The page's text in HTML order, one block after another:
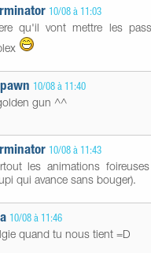
10/08 à 11:03
qu'il vont mettre les
10/08 à 11:40
gun ^^
10/08 à 11:43
les animations
qui avance sans bouger).
10/08 à 11:46
quand tu nous tient =D